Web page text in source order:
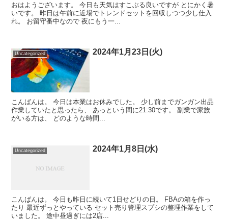
おはようございます。 今日も天気はすこぶる良いですが とにかく暑
いです。 昨日は午前に近場でトレンドセットを回収しつつ少し仕入
れ。 お留守番中なので 夜にもう一...
Uncategorized 2024年1月23日(火)
こんばんは。 今日は本業はお休みでした。 少し前までガンガン出品
作業していたと思ったら、 あっという間に21:30です。 副業で家族
がいる方は、 どのような時間...
Uncategorized 2024年1月8日(水)
こんばんは。 今日も昨日に続いて1日せどりの日。 FBAの箱を作っ
たり 最近ずっとやっている セット売り管理スプシの整理作業をして
いました。 途中昼過ぎには2店...